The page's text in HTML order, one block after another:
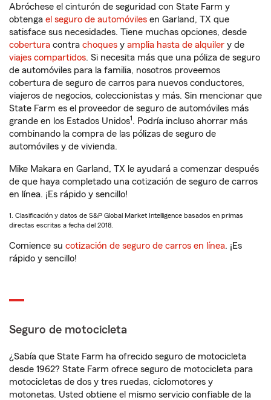
Abróchese el cinturón de seguridad con State Farm y
obtenga el seguro de automóviles en Garland, TX que
satisface sus necesidades. Tiene muchas opciones, desde
cobertura contra choques y amplia hasta de alquiler y de
viajes compartidos. Si necesita más que una póliza de seguro
de automóviles para la familia, nosotros proveemos
cobertura de seguro de carros para nuevos conductores,
viajeros de negocios, coleccionistas y más. Sin mencionar que
State Farm es el proveedor de seguro de automóviles más
grande en los Estados Unidos1. Podría incluso ahorrar más
combinando la compra de las pólizas de seguro de
automóviles y de vivienda.
Mike Makara en Garland, TX le ayudará a comenzar después
de que haya completado una cotización de seguro de carros
en línea. ¡Es rápido y sencillo!
1. Clasificación y datos de S&P Global Market Intelligence basados en primas
directas escritas a fecha del 2018.
Comience su cotización de seguro de carros en línea. ¡Es
rápido y sencillo!
Seguro de motocicleta
¿Sabía que State Farm ha ofrecido seguro de motocicleta
desde 1962? State Farm ofrece seguro de motocicleta para
motocicletas de dos y tres ruedas, ciclomotores y
motonetas. Usted obtiene el mismo servicio confiable de la